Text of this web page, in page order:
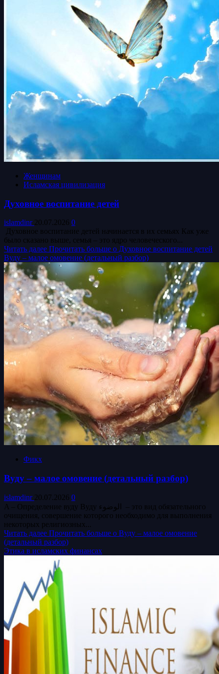
Женщинам
Исламская цивилизация
Духовное воспитание детей
islamdinr 20.07.2026 0
Духовное воспитание детей начинается в их семьях Как уже
было сказано выше, семья – это ядро человеческого...
Читать далее Прочитать больше о Духовное воспитание детей
Вуду – малое омовение (детальный разбор)
Фикх
Вуду – малое омовение (детальный разбор)
islamdinr 20.07.2026 0
A – Определение вуду Вуду الوضوء‎ – это вид обязательного
очищения, совершение которого необходимо для выполнения
некоторых религиозных...
Читать далее Прочитать больше о Вуду – малое омовение
(детальный разбор)
Этика в исламских финансах